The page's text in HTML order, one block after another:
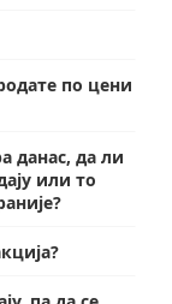
по цени
данас, да ли
или то